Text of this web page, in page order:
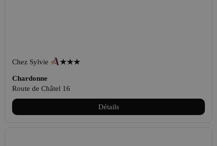
Chez Sylvie
Chardonne
Route de Châtel 16
Détails